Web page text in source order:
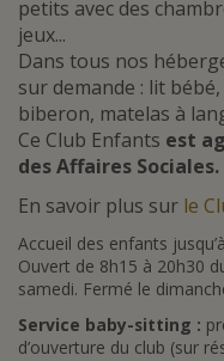
petits avec des
jeux...
Dans tous nos
sur demande : lit
biberon, matelas à
Ce Club Enfants est
des Affaires Sociales.
En savoir plus sur le
Accueil des enfants
Ouvert de 8h15 à 20h30
samedi. Fermé le
Service baby-sitting :
d’ouverture du club (sur